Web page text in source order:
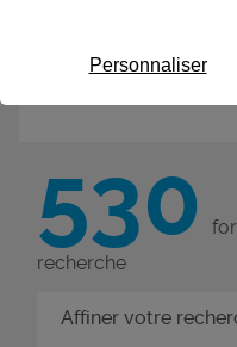
530
recherche
Affiner votre
Personnaliser